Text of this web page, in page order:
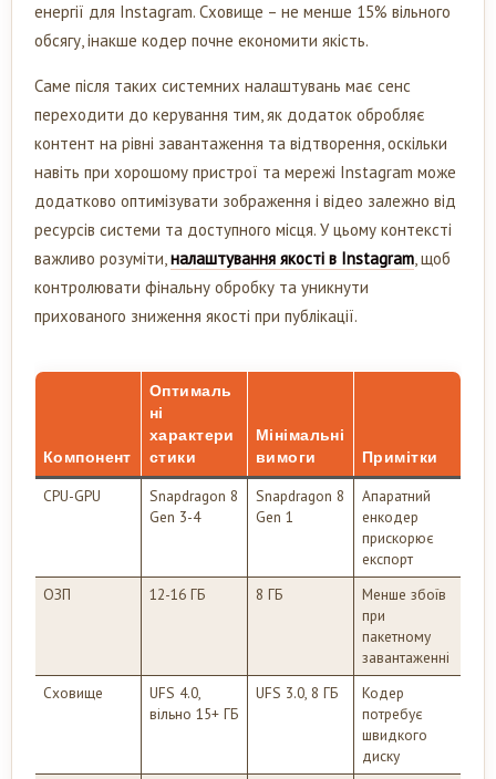
енергії для Instagram. Сховище – не менше 15% вільного
обсягу, інакше кодер почне економити якість.
Саме після таких системних налаштувань має сенс
переходити до керування тим, як додаток обробляє
контент на рівні завантаження та відтворення, оскільки
навіть при хорошому пристрої та мережі Instagram може
додатково оптимізувати зображення і відео залежно від
ресурсів системи та доступного місця. У цьому контексті
важливо розуміти,налаштування якості в Instagram, щоб
контролювати фінальну обробку та уникнути
прихованого зниження якості при публікації.
Компонент
Оптималь
ні
характери
стики
Мінімальні
вимоги
Примітки
CPU-GPU
Snapdragon 8
Gen 3-4
Snapdragon 8
Gen 1
Апаратний
енкодер
прискорює
експорт
ОЗП
12-16 ГБ 8 ГБ
Менше збоїв
при
пакетному
завантаженні
Сховище
UFS 4.0,
вільно 15+ ГБ
UFS 3.0, 8 ГБ
Кодер
потребує
швидкого
диску